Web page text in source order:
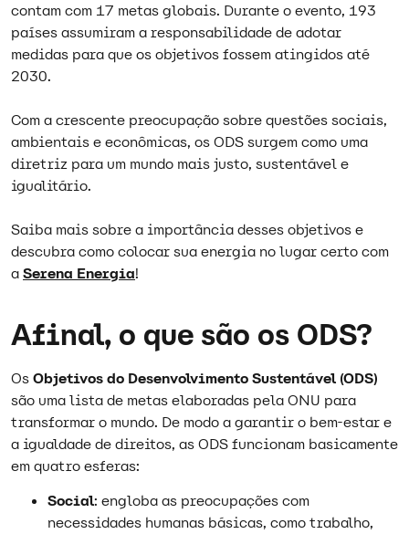
contam com 17 metas globais. Durante o evento, 193
países assumiram a responsabilidade de adotar
medidas para que os objetivos fossem atingidos até
2030.
Com a crescente preocupação sobre questões sociais,
ambientais e econômicas, os ODS surgem como uma
diretriz para um mundo mais justo, sustentável e
igualitário.
Saiba mais sobre a importância desses objetivos e
descubra como colocar sua energia no lugar certo com
aSerena Energia!
Afinal, o que são os ODS?
OsObjetivos do Desenvolvimento Sustentável (ODS)
são uma lista de metas elaboradas pela ONU para
transformar o mundo. De modo a garantir o bem-estar e
a igualdade de direitos, as ODS funcionam basicamente
em quatro esferas:
Social: engloba as preocupações com
necessidades humanas básicas, como trabalho,